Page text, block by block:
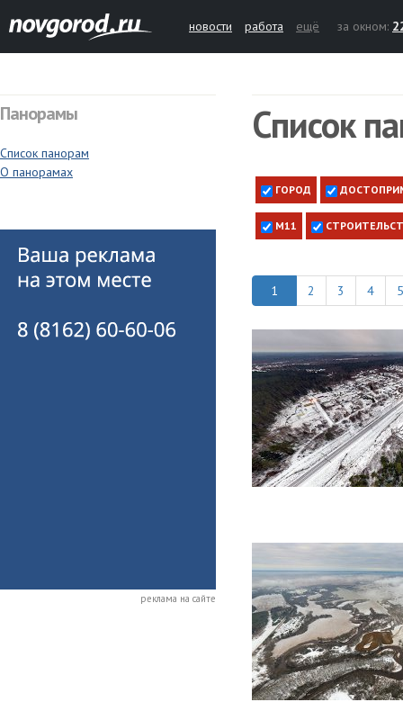
новости работа ещё за окном:
Панорамы
Список панорам
О панорамах
реклама на сайте
Список
ГОРОД
М11
2 3 4 5